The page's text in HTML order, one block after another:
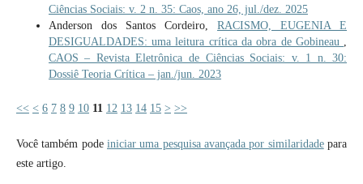
Ciências Sociais: v. 2 n. 35: Caos, ano 26, jul./dez. 2025
Anderson dos Santos Cordeiro,RACISMO, EUGENIA E
DESIGUALDADES: uma leitura crítica da obra de Gobineau
CAOS – Revista Eletrônica de Ciências Sociais: v. 1 n. 30:
Dossiê Teoria Crítica – jan./jun. 2023
<< < 6 7 8 9 10 11 12 13 14 15 > >>
Você também pode iniciar uma pesquisa avançada por similaridadepara
este artigo.